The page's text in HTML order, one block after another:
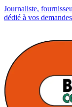
Journaliste,
dédié à vos